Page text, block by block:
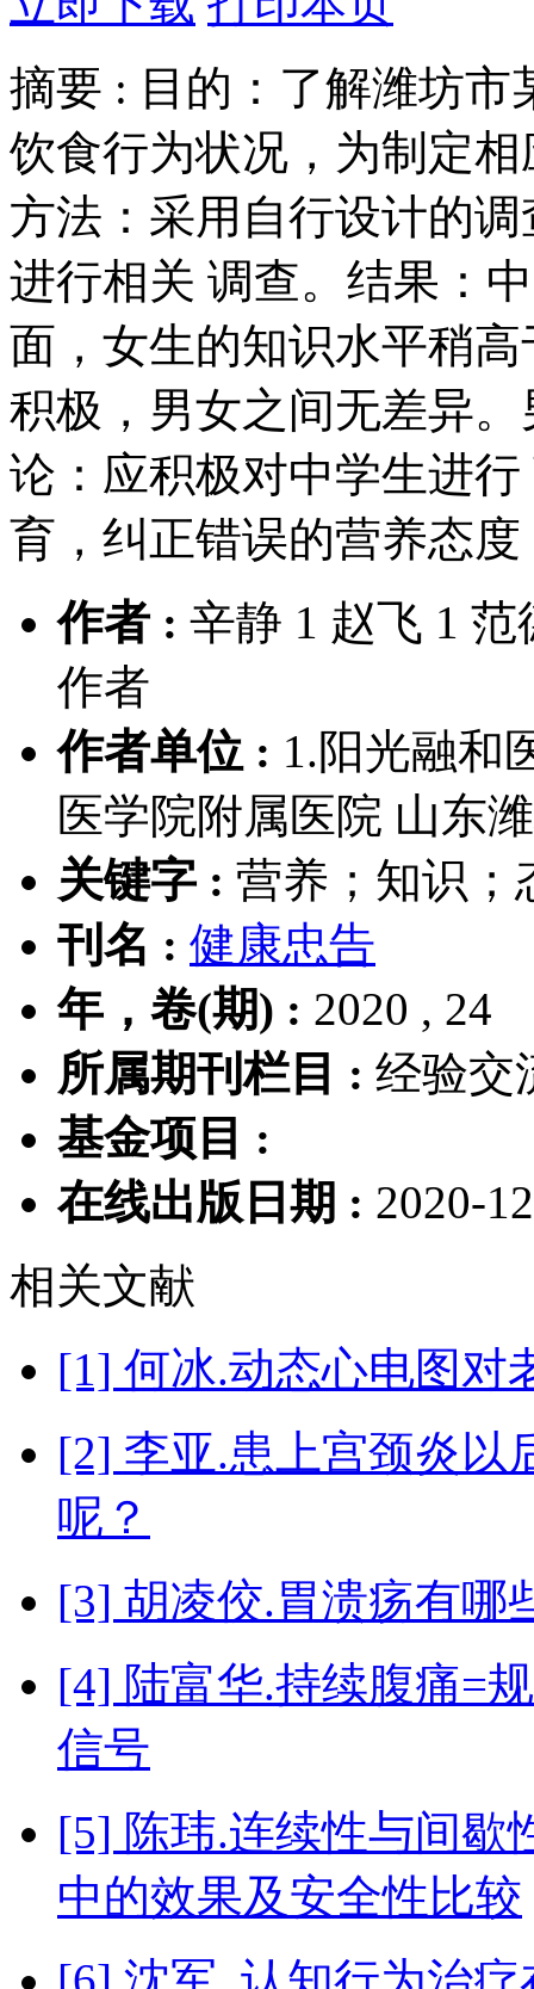
摘要 : 目的：了解潍坊
饮食行为状况，为制定
方法：采用自行设计的
进行相关 调查。结果：
面，女生的知识水平稍
积极，男女之间无差异
论：应积极对中学生进
育，纠正错误的营养态
作者 : 辛静 1 赵飞 1
作者
作者单位 : 1.阳光融和
医学院附属医院 山东
关键字 : 营养；知识；
刊名 : 健康忠告
年，卷(期) : 2020 , 24
所属期刊栏目 : 经验交
基金项目 :
在线出版日期 : 2020-
相关文献
[1] 何冰.动态心电图对
[2] 李亚.患上宫颈炎以
呢？
[3] 胡凌佼.胃溃疡有哪
[4] 陆富华.持续腹痛=
信号
[5] 陈玮.连续性与间歇
中的效果及安全性比较